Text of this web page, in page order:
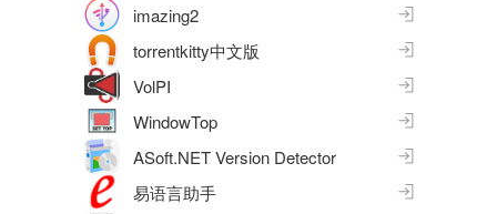
imazing2
torrentkitty中文版
VolPI
WindowTop
ASoft.NET Version Detector
易语言助手